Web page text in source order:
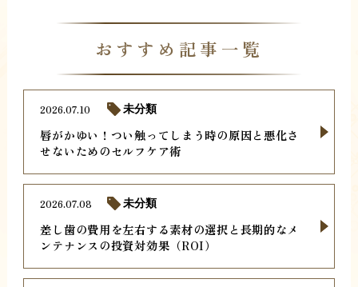
おすすめ記事一覧
唇がかゆい！つい触ってしまう時の原因と悪化さ
せないためのセルフケア術
2026.07.10 未分類
差し歯の費用を左右する素材の選択と長期的なメ
ンテナンスの投資対効果（ROI）
2026.07.08 未分類